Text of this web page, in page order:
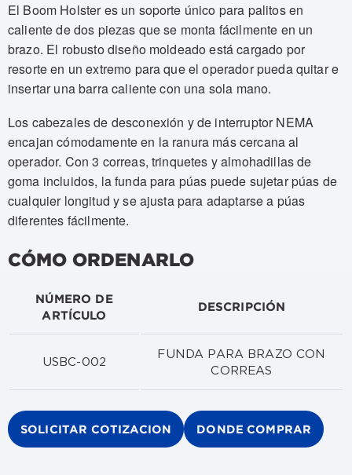
El Boom Holster es un soporte único para palitos en
caliente de dos piezas que se monta fácilmente en un
brazo. El robusto diseño moldeado está cargado por
resorte en un extremo para que el operador pueda quitar e
insertar una barra caliente con una sola mano.
Los cabezales de desconexión y de interruptor NEMA
encajan cómodamente en la ranura más cercana al
operador. Con 3 correas, trinquetes y almohadillas de
goma incluidos, la funda para púas puede sujetar púas de
cualquier longitud y se ajusta para adaptarse a púas
diferentes fácilmente.
CÓMO ORDENARLO
NÚMERO DE
ARTÍCULO
DESCRIPCIÓN
USBC-002
FUNDA PARA BRAZO CON
CORREAS
SOLICITAR COTIZACION DONDE COMPRAR